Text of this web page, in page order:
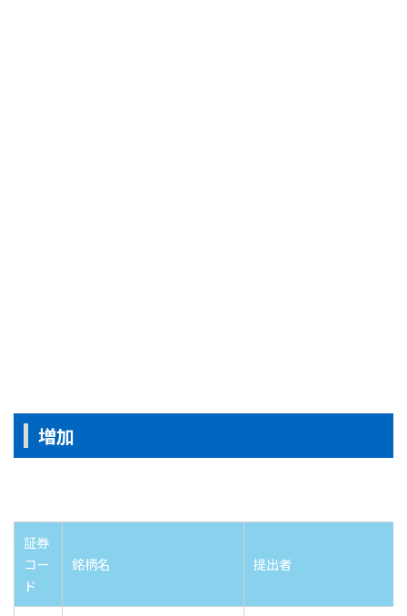
増加
証券
コー
ド
銘柄名 提出者